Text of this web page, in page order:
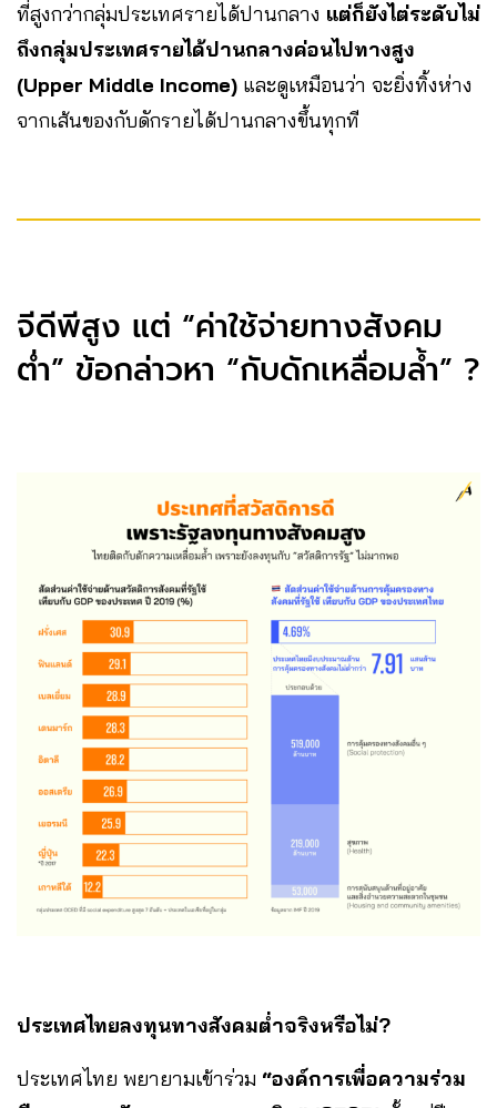
ที่สูงกว่ากลุ่มประเทศรายได้ปานกลาง แต่ก็ยังไต่ระดับไม่
ถึงกลุ่มประเทศรายได้ปานกลางค่อนไปทางสูง
(Upper Middle Income) และดูเหมือนว่า จะยิ่งทิ้งห่าง
จากเส้นของกับดักรายได้ปานกลางขึ้นทุกที
จีดีพีสูง แต่ “ค่าใช้จ่ายทางสังคม
ต่ำ” ข้อกล่าวหา “กับดักเหลื่อมล้ำ” ?
ประเทศไทยลงทุนทางสังคมต่ำจริงหรือไม่?
ประเทศไทย พยายามเข้าร่วม “องค์การเพื่อความร่วม